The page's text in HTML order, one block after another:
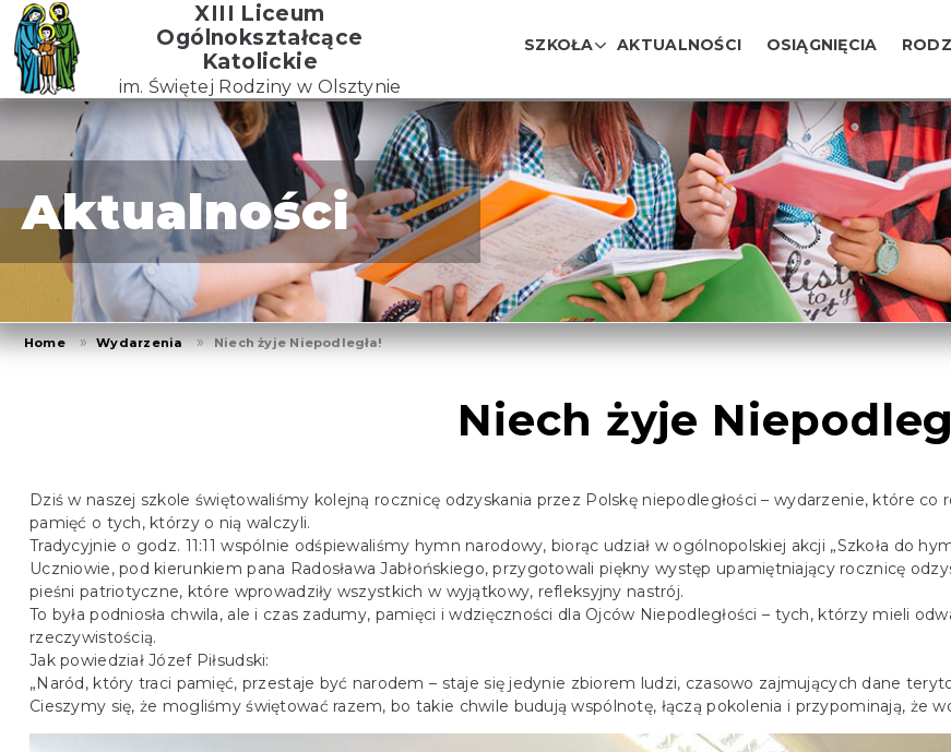
Skip
to
the
content
XIII Liceum
Ogólnokształcące
Katolickie
im. Świętej Rodziny w Olsztynie
SZKOŁA AKTUALNOŚCI OSIĄGNIĘCIA
Aktualności
Home Wydarzenia Niech żyje Niepodległa!
Niech żyje
Dziś w naszej szkole świętowaliśmy kolejną rocznicę odzyskania przez Polskę niepodległości – wydarzenie, które
pamięć o tych, którzy o nią walczyli.
Tradycyjnie o godz. 11:11 wspólnie odśpiewaliśmy hymn narodowy, biorąc udział w ogólnopolskiej akcji „Szkoła do
Uczniowie, pod kierunkiem pana Radosława Jabłońskiego, przygotowali piękny występ upamiętniający rocznicę
pieśni patriotyczne, które wprowadziły wszystkich w wyjątkowy, refleksyjny nastrój.
To była podniosła chwila, ale i czas zadumy, pamięci i wdzięczności dla Ojców Niepodległości – tych, którzy mieli
rzeczywistością.
Jak powiedział Józef Piłsudski:
„Naród, który traci pamięć, przestaje być narodem – staje się jedynie zbiorem ludzi, czasowo zajmujących dane
Cieszymy się, że mogliśmy świętować razem, bo takie chwile budują wspólnotę, łączą pokolenia i przypominają, że